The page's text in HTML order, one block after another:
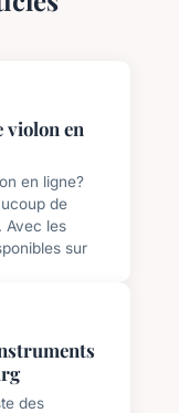
violon en
en ligne?
de
Avec les
sur
des